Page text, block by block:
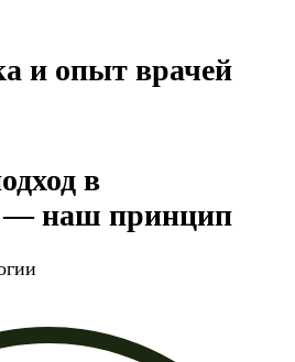
и опыт врачей
в
— наш принцип